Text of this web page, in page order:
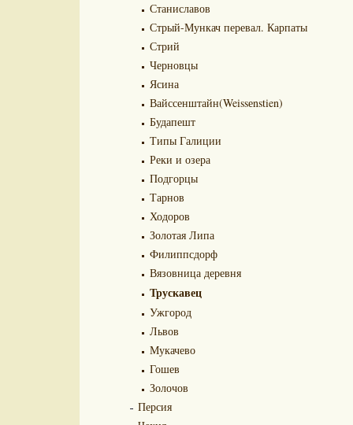
Станиславов
Стрый-Мункач перевал. Карпаты
Стрий
Черновцы
Ясина
Вайссенштайн(Weissеnstien)
Будапешт
Типы Галиции
Реки и озера
Подгорцы
Тарнов
Ходоров
Золотая Липа
Филиппсдорф
Вязовница деревня
Трускавец
Ужгород
Львов
Мукачево
Гошев
Золочов
Персия